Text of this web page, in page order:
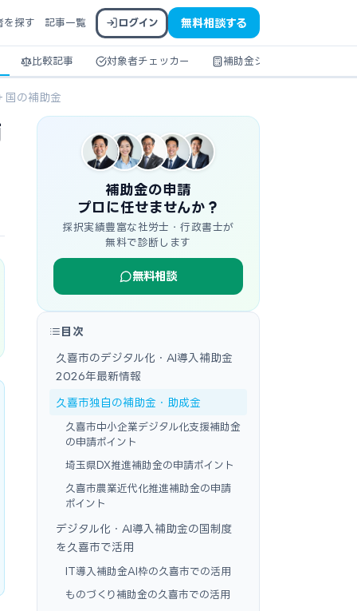
を探す 記事一覧 ログイン 無料相談する
比較記事 対象者チェッカー 補助金シミュレーター
国の補助金
補助金の申請
プロに任せませんか？
採択実績豊富な社労士・行政書士が
無料で診断します
無料相談
目次
久喜市のデジタル化・AI導入補助金
2026年最新情報
久喜市独自の補助金・助成金
久喜市中小企業デジタル化支援補助金
の申請ポイント
埼玉県DX推進補助金の申請ポイント
久喜市農業近代化推進補助金の申請
ポイント
デジタル化・AI導入補助金の国制度
を久喜市で活用
IT導入補助金AI枠の久喜市での活用
ものづくり補助金の久喜市での活用